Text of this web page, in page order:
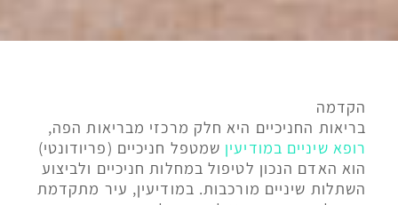
הקדמה
בריאות החניכיים היא חלק מרכזי מבריאות הפה,
רופא שיניים במודיעין שמטפל חניכיים (פריודונטי)
הוא האדם הנכון לטיפול במחלות חניכיים ולביצוע
השתלות שיניים מורכבות. במודיעין, עיר מתקדמת